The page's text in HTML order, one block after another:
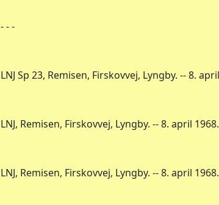
- - -
LNJ Sp 23, Remisen, Firskovvej, Lyngby. -- 8.
LNJ, Remisen, Firskovvej, Lyngby. -- 8. april 1968.
LNJ, Remisen, Firskovvej, Lyngby. -- 8. april